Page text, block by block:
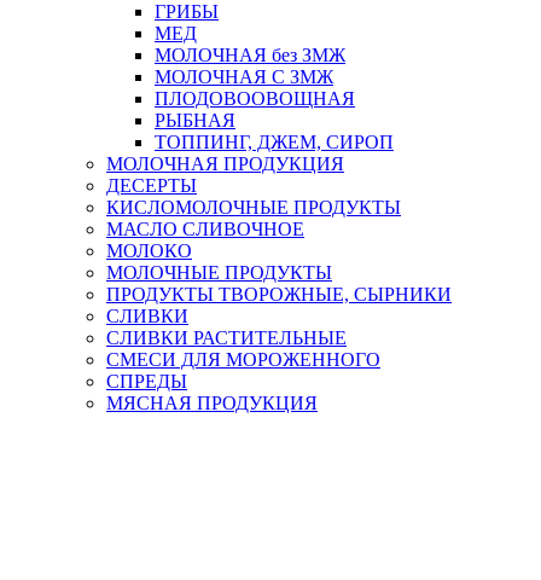
ГРИБЫ
МЕД
МОЛОЧНАЯ без ЗМЖ
МОЛОЧНАЯ С ЗМЖ
ПЛОДОВООВОЩНАЯ
РЫБНАЯ
ТОППИНГ, ДЖЕМ, СИРОП
МОЛОЧНАЯ ПРОДУКЦИЯ
ДЕСЕРТЫ
КИСЛОМОЛОЧНЫЕ ПРОДУКТЫ
МАСЛО СЛИВОЧНОЕ
МОЛОКО
МОЛОЧНЫЕ ПРОДУКТЫ
ПРОДУКТЫ ТВОРОЖНЫЕ, СЫРНИКИ
СЛИВКИ
СЛИВКИ РАСТИТЕЛЬНЫЕ
СМЕСИ ДЛЯ МОРОЖЕННОГО
СПРЕДЫ
МЯСНАЯ ПРОДУКЦИЯ